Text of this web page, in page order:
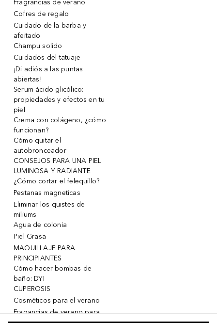
Fragrancias de verano
Cofres de regalo
Cuidado de la barba y
afeitado
Champu solido
Cuidados del tatuaje
¡Di adiós a las puntas
abiertas!
Serum ácido glicólico:
propiedades y efectos en tu
piel
Crema con colágeno, ¿cómo
funcionan?
Cómo quitar el
autobronceador
CONSEJOS PARA UNA PIEL
LUMINOSA Y RADIANTE
¿Cómo cortar el felequillo?
Pestanas magneticas
Eliminar los quistes de
miliums
Agua de colonia
Piel Grasa
MAQUILLAJE PARA
PRINCIPIANTES
Cómo hacer bombas de
baño: DYI
CUPEROSIS
Cosméticos para el verano
Fragancias de verano para